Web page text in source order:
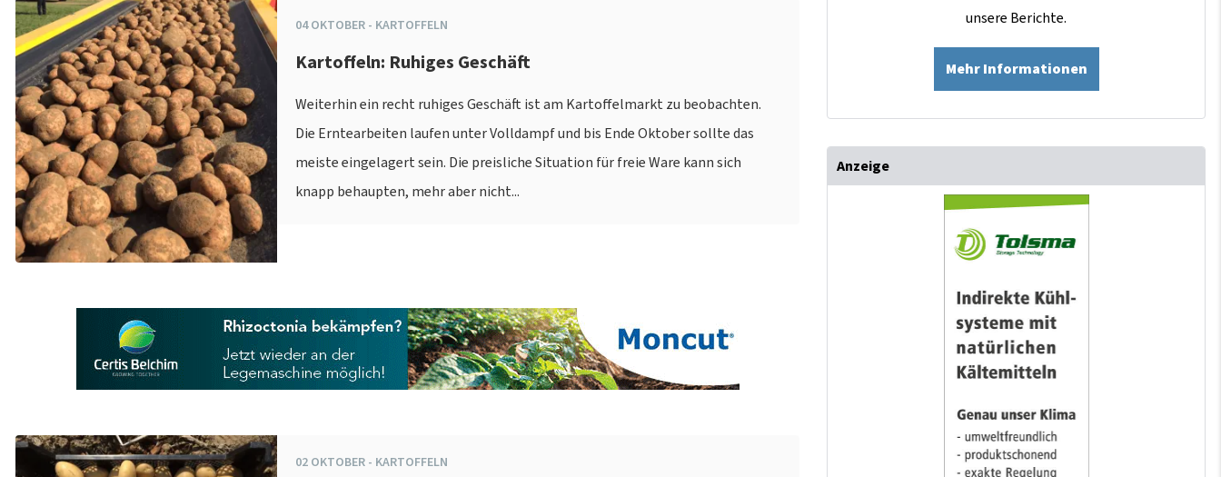
04 OKTOBER- KARTOFFELN
Kartoffeln: Ruhiges Geschäft
Weiterhin ein recht ruhiges Geschäft ist am Kartoffelmarkt zu beobachten.
Die Erntearbeiten laufen unter Volldampf und bis Ende Oktober sollte das
meiste eingelagert sein. Die preisliche Situation für freie Ware kann sich
knapp behaupten, mehr aber nicht...
02 OKTOBER- KARTOFFELN
unsere Berichte.
Mehr Informationen
Anzeige